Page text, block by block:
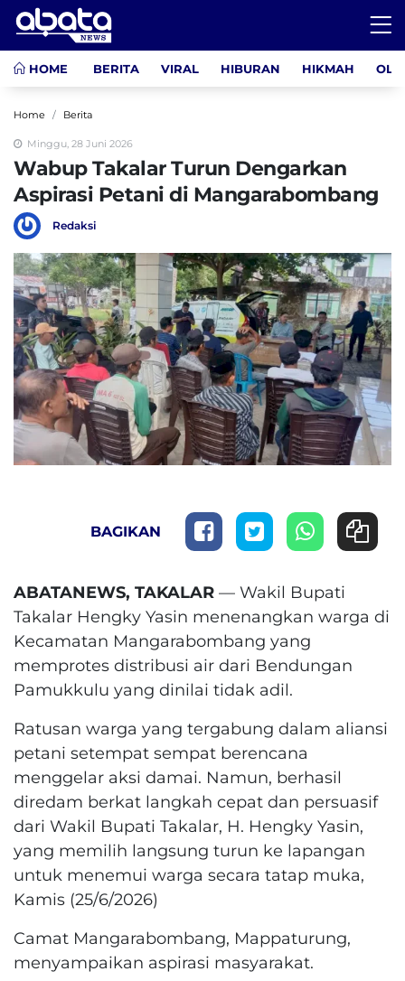
HOME BERITA VIRAL HIBURAN HIKMAH
Home Berita
Minggu, 28 Juni 2026
Wabup Takalar Turun Dengarkan
Aspirasi Petani di Mangarabombang
Redaksi
BAGIKAN
ABATANEWS, TAKALAR — Wakil Bupati
Takalar Hengky Yasin menenangkan warga di
Kecamatan Mangarabombang yang
memprotes distribusi air dari Bendungan
Pamukkulu yang dinilai tidak adil.
Ratusan warga yang tergabung dalam aliansi
petani setempat sempat berencana
menggelar aksi damai. Namun, berhasil
diredam berkat langkah cepat dan persuasif
dari Wakil Bupati Takalar, H. Hengky Yasin,
yang memilih langsung turun ke lapangan
untuk menemui warga secara tatap muka,
Kamis (25/6/2026)
Camat Mangarabombang, Mappaturung,
menyampaikan aspirasi masyarakat.